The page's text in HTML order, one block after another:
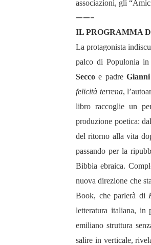
associazioni, gli
——-
IL PROGRAMMA
La protagonista
palco di Populonia
Secco e padre
felicità terrena,
libro raccoglie un
produzione poetica:
del ritorno alla vita
passando per la
Bibbia ebraica.
nuova direzione che
Book, che parlerà di
letteratura italiana, in
emiliano struttura
salire in verticale,